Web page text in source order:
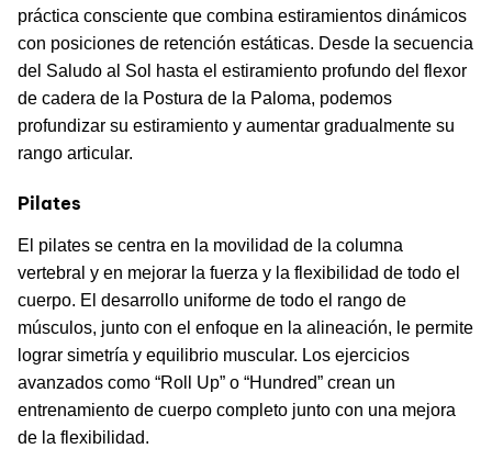
práctica consciente que combina estiramientos dinámicos
con posiciones de retención estáticas. Desde la secuencia
del Saludo al Sol hasta el estiramiento profundo del flexor
de cadera de la Postura de la Paloma, podemos
profundizar su estiramiento y aumentar gradualmente su
rango articular.
Pilates
El pilates se centra en la movilidad de la columna
vertebral y en mejorar la fuerza y la flexibilidad de todo el
cuerpo. El desarrollo uniforme de todo el rango de
músculos, junto con el enfoque en la alineación, le permite
lograr simetría y equilibrio muscular. Los ejercicios
avanzados como “Roll Up” o “Hundred” crean un
entrenamiento de cuerpo completo junto con una mejora
de la flexibilidad.